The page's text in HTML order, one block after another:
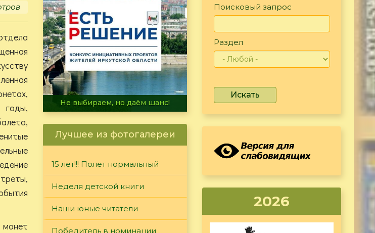
годы,
В огне не горит, в воде не тонет
Лучшее из фотогалереи
15 лет!!! Полет нормальный
Неделя детской книги
Наши юные читатели
Победитель в номинации
Поисковый запрос
Раздел
Искать
2026